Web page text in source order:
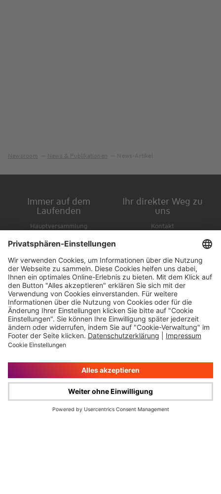
Newsroom News & Publikationen News-Artikel
Immer auf dem
Laufenden
Hauptversammlung
Finanzkalender
Ihr direkter Weg zu
uns
Kontakt